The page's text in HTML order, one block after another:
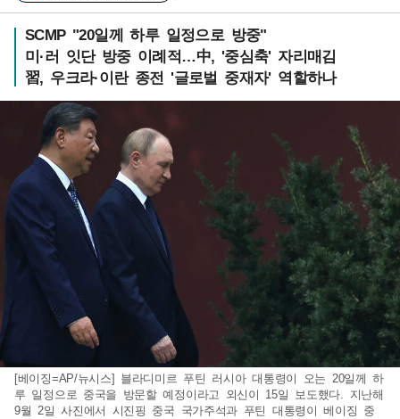
SCMP "20일께 하루 일정으로 방중"
미·러 잇단 방중 이례적…中, '중심축' 자리매김
習, 우크라·이란 종전 '글로벌 중재자' 역할하나
[베이징=AP/뉴시스] 블라디미르 푸틴 러시아 대통령이 오는 20일께 하
루 일정으로 중국을 방문할 예정이라고 외신이 15일 보도했다. 지난해
9월 2일 사진에서 시진핑 중국 국가주석과 푸틴 대통령이 베이징 중